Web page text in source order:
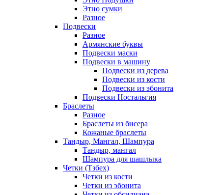
Этно сумки
Разное
Подвески
Разное
Армянские буквы
Подвески маски
Подвески в машину
Подвески из дерева
Подвески из кости
Подвески из эбонита
Подвески Ностальгия
Браслеты
Разное
Браслеты из бисера
Кожаные браслеты
Тандыр, Мангал, Шампура
Тандыр, мангал
Шампура для шашлыка
Четки (Тзбех)
Четки из кости
Четки из эбонита